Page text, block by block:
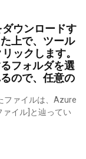
ウンロードす
上で、ツール
ックします。
フォルダを選
ので、任意の
ファイルは、Azure
イル]と辿ってい